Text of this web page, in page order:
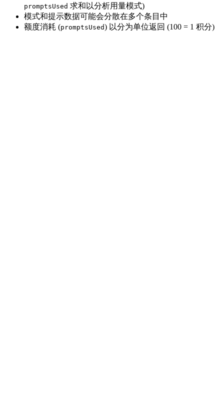
promptsUsed 求和以分析用量模式)
模式和提示数据可能会分散在多个条目中
额度消耗 (promptsUsed) 以分为单位返回 (100 = 1 积分)